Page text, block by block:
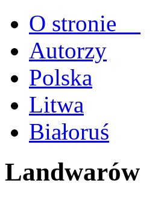
O stronie
Autorzy
Polska
Litwa
Białoruś
Landwarów